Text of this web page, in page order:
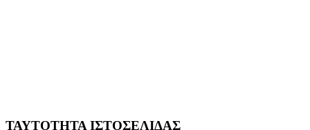
ΤΑΥΤΟΤΗΤΑ ΙΣΤΟΣΕΛΙΔΑΣ